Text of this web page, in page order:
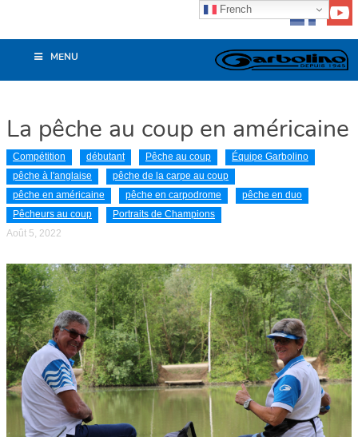
MENU
La pêche au coup en américaine
Compétition débutant Pêche au coup
Équipe Garbolino
pêche à l'anglaise
pêche de la carpe au coup
pêche en américaine
pêche en carpodrome
pêche en duo
Pêcheurs au coup
Portraits de Champions
Août 5, 2022
French